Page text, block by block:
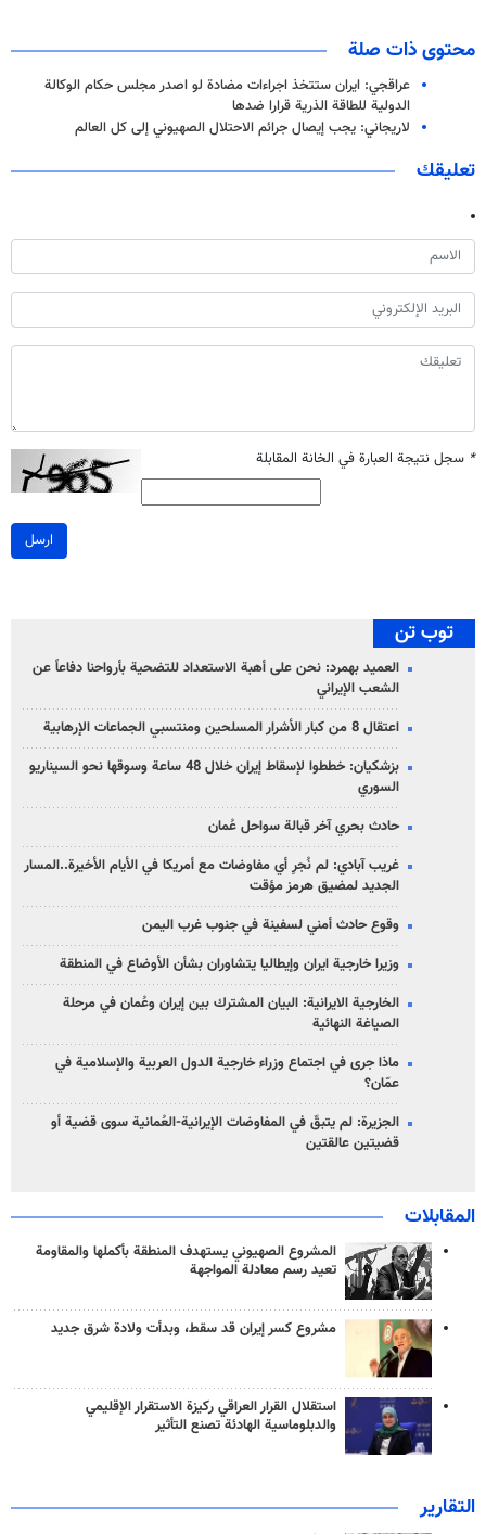
محتوى ذات صلة
عراقجي: ايران ستتخذ اجراءات مضادة لو اصدر مجلس حكام الوكالة
الدولية للطاقة الذرية قرارا ضدها
لاريجاني: يجب إيصال جرائم الاحتلال الصهيوني إلى كل العالم
تعليقك
* سجل نتيجة العبارة في الخانة المقابلة
ارسل
توب تن
العميد بهمرد: نحن على أهبة الاستعداد للتضحية بأرواحنا دفاعاً عن
الشعب الإيراني
اعتقال 8 من كبار الأشرار المسلحين ومنتسبي الجماعات الإرهابية
بزشكيان: خططوا لإسقاط إيران خلال 48 ساعة وسوقها نحو السيناريو
السوري
حادث بحري آخر قبالة سواحل عُمان
غريب آبادي: لم نُجرِ أي مفاوضات مع أمريكا في الأيام الأخيرة..المسار
الجديد لمضيق هرمز مؤقت
وقوع حادث أمني لسفينة في جنوب غرب اليمن
وزيرا خارجية ايران وإيطاليا يتشاوران بشأن الأوضاع في المنطقة
الخارجية الايرانية: البيان المشترك بين إيران وعُمان في مرحلة
الصياغة النهائية
ماذا جرى في اجتماع وزراء خارجية الدول العربية والإسلامية في
عمّان؟
الجزيرة: لم يتبقّ في المفاوضات الإيرانية-العُمانية سوى قضية أو
قضيتين عالقتين
المقابلات
المشروع الصهيوني يستهدف المنطقة بأكملها والمقاومة
تعيد رسم معادلة المواجهة
مشروع كسر إيران قد سقط، وبدأت ولادة شرق جديد
استقلال القرار العراقي ركيزة الاستقرار الإقليمي
والدبلوماسية الهادئة تصنع التأثير
التقارير